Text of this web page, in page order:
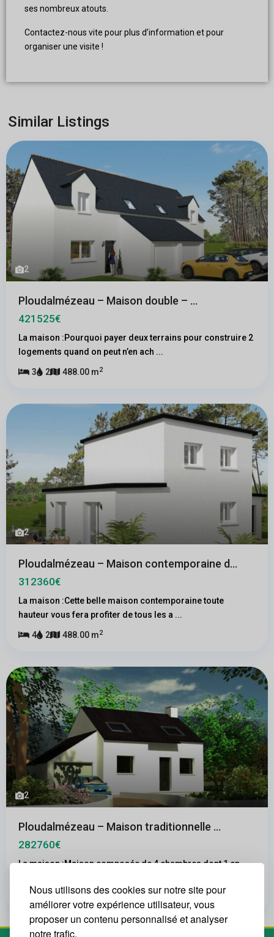
Nous utilisons des cookies sur notre site pour
améliorer votre expérience utilisateur, vous
proposer un contenu personnalisé et analyser
notre trafic.
ses nombreux atouts.
Contactez-nous vite pour plus d’information et pour
organiser une visite !
Similar Listings
2
Ploudalmézeau – Maison double – ...
421525€
La maison :Pourquoi payer deux terrains pour construire 2
logements quand on peut n’en ach ...
3 2 488.00 m2
2
Ploudalmézeau – Maison contemporaine d...
312360€
La maison :Cette belle maison contemporaine toute
hauteur vous fera profiter de tous les a ...
4 2 488.00 m2
2
Ploudalmézeau – Maison traditionnelle ...
282760€
La maison :Maison composée de 4 chambres dont 1 en
2